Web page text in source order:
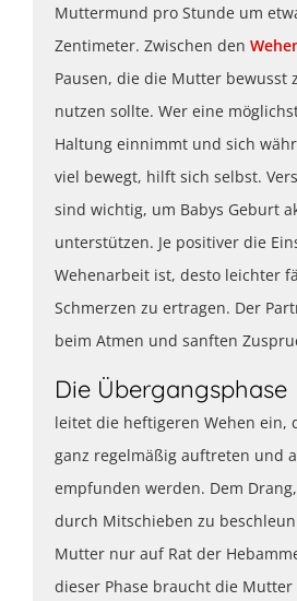
Muttermund pro Stunde um
Zentimeter. Zwischen den
Pausen, die die Mutter bewusst
nutzen sollte. Wer eine
Haltung einnimmt und sich
viel bewegt, hilft sich selbst.
sind wichtig, um Babys Geburt
unterstützen. Je positiver die
Wehenarbeit ist, desto leichter
Schmerzen zu ertragen. Der
beim Atmen und sanften
Die Übergangsphase
leitet die heftigeren Wehen ein,
ganz regelmäßig auftreten und
empfunden werden. Dem
durch Mitschieben zu
Mutter nur auf Rat der
dieser Phase braucht die